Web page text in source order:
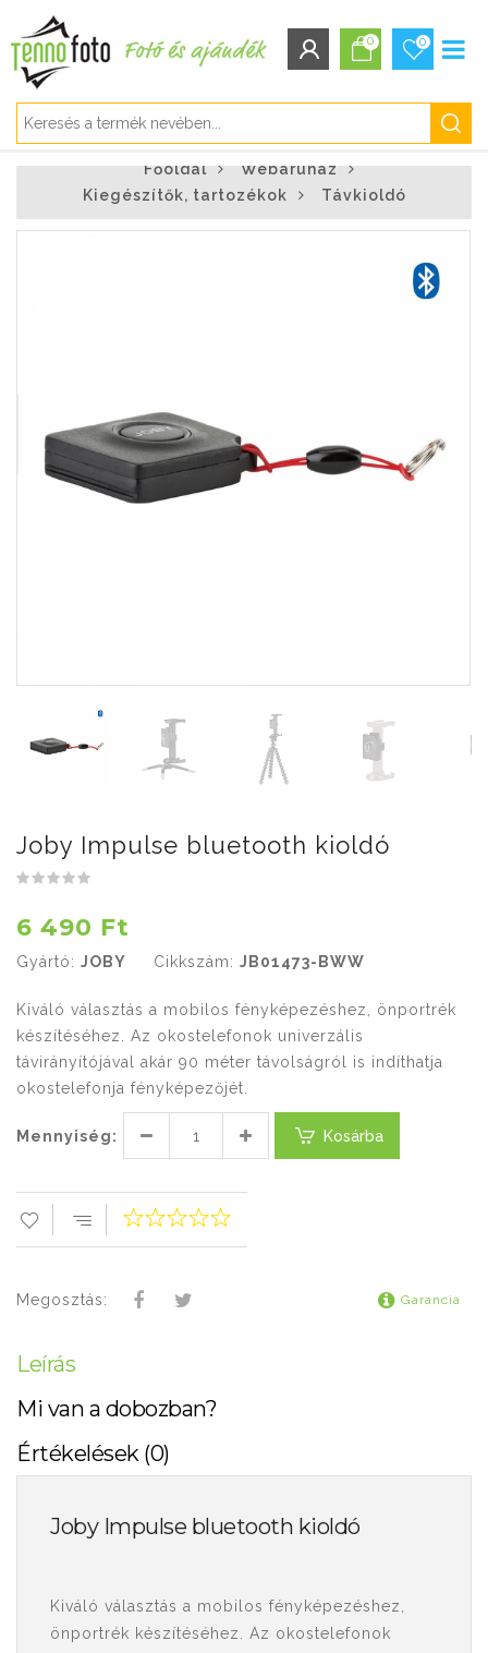
Regisztráció
Elfelejtett jelszó
0 0
Főoldal
Webáruház
Kiegészítők, tartozékok
Távkioldó
Joby Impulse bluetooth kioldó
6 490 Ft
Gyártó: JOBY Cikkszám: JB01473-BWW
Kiváló választás a mobilos fényképezéshez, önportrék
készítéséhez. Az okostelefonok univerzális
távirányítójával akár 90 méter távolságról is indíthatja
okostelefonja fényképezőjét.
Mennyiség: Kosárba
Megosztás: Garancia
Leírás
Mi van a dobozban?
Értékelések (0)
Joby Impulse bluetooth kioldó
Kiváló választás a mobilos fényképezéshez,
önportrék készítéséhez. Az okostelefonok